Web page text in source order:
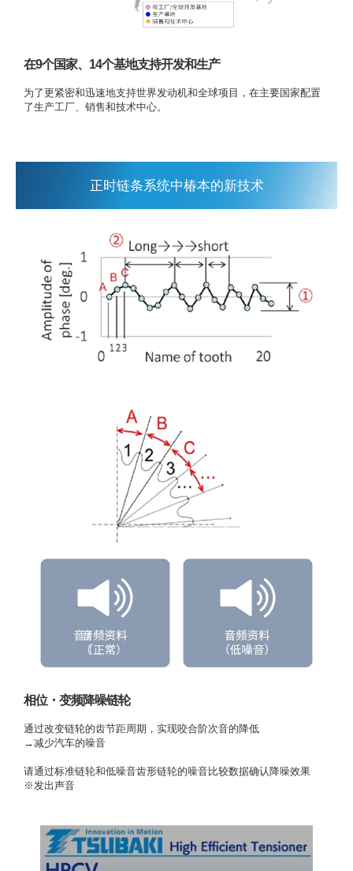
在9个国家、14个基地支持开发和生产
为了更紧密和迅速地支持世界发动机和全球项目，在主要国家配置
了生产工厂、销售和技术中心。
正时链条系统中椿本的新技术
相位・变频降噪链轮
通过改变链轮的齿节距周期，实现咬合阶次音的降低
→减少汽车的噪音
请通过标准链轮和低噪音齿形链轮的噪音比较数据确认降噪效果
※发出声音